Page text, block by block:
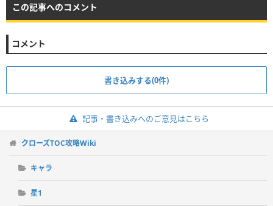
この記事へのコメント
コメント
書き込みする(0件)
記事・書き込みへのご意見はこちら
クローズTOC攻略Wiki
キャラ
星1